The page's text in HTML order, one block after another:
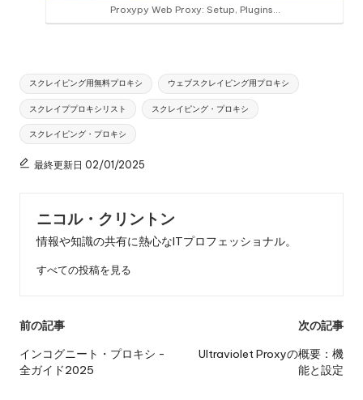
Proxypy Web Proxy: Setup, Plugins…
タ
グ
スクレイピング用無料プロキシ ウェブスクレイピング用プロキシ
スクレイププロキシリスト スクレイピング・プロキシ
スクレイピング・プロキシ
最終更新日 02/01/2025
ニコル・クリントン
情報や知識の共有に熱心なITプロフェッショナル。
すべての投稿を見る
投
稿
ナ
前の記事
インコグニート・プロキシ -
全ガイド2025
次の記事
Ultraviolet Proxyの概要：機
能と設定